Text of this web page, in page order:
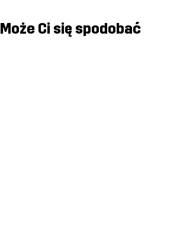
Może Ci się spodobać